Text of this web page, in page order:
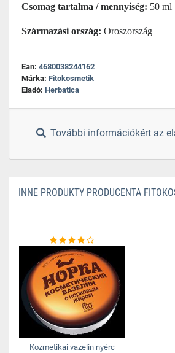
Csomag tartalma / mennyiség: 50 ml
Származási ország: Oroszország
Ean: 4680038244162
Márka: Fitokosmetik
Eladó: Herbatica
További információkért az
INNE PRODUKTY PRODUCENTA
Kozmetikai vazelin nyérc